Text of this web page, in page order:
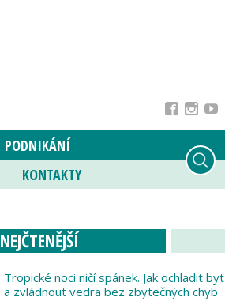
PODNIKÁNÍ
KONTAKTY
NEJČTENĚJŠÍ
Tropické noci ničí spánek. Jak ochladit byt
a zvládnout vedra bez zbytečných chyb